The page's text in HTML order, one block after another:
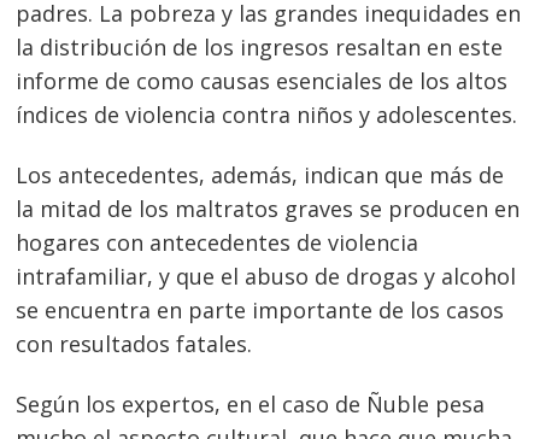
padres. La pobreza y las grandes inequidades en
la distribución de los ingresos resaltan en este
informe de como causas esenciales de los altos
índices de violencia contra niños y adolescentes.
Los antecedentes, además, indican que más de
la mitad de los maltratos graves se producen en
hogares con antecedentes de violencia
intrafamiliar, y que el abuso de drogas y alcohol
se encuentra en parte importante de los casos
con resultados fatales.
Según los expertos, en el caso de Ñuble pesa